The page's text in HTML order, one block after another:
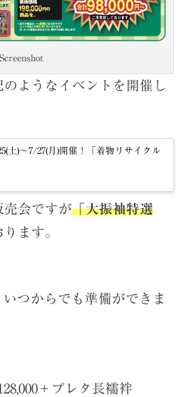
Screenshot
ようなイベントを開催し
土)～7/27(月)開催！「着物リサイクル
売会ですが「大振袖特選
ます。
つからでも準備ができま
＋プレタ長襦袢